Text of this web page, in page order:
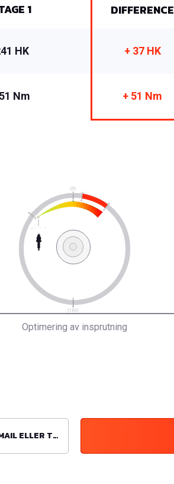
1 DIFFERENCE
HK + 37 HK
Nm + 51 Nm
Optimering av insprutning
TELEFON